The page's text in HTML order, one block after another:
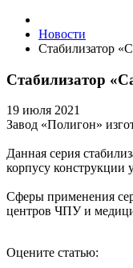
Новости
Стабилизатор
Стабилизатор
19 июля 2021
Завод «Полигон»
Данная серия
корпусу конструкции
Сферы применения
центров ЧПУ и
Оцените статью: